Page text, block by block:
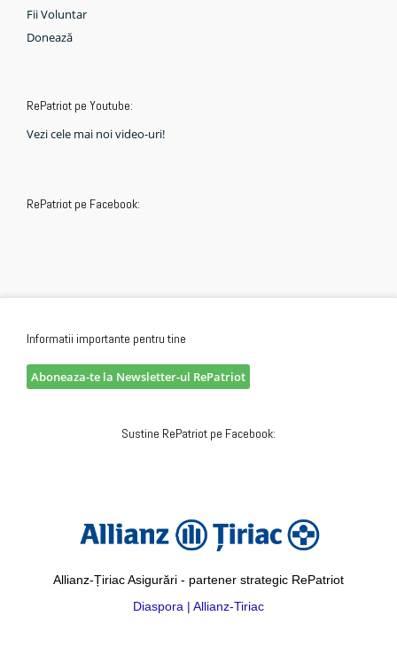
Fii Voluntar
Donează
RePatriot pe Youtube:
Vezi cele mai noi video-uri!
RePatriot pe Facebook:
Informatii importante pentru tine
Aboneaza-te la Newsletter-ul RePatriot
Sustine RePatriot pe Facebook:
Allianz-Țiriac Asigurări - partener strategic RePatriot
Diaspora | Allianz-Tiriac